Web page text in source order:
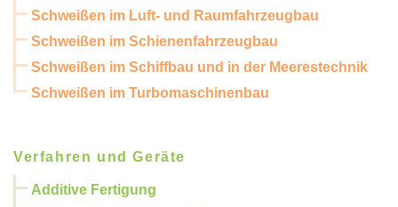
Schweißen im Luft- und Raumfahrzeugbau
Schweißen im Schienenfahrzeugbau
Schweißen im Schiffbau und in der Meerestechnik
Schweißen im Turbomaschinenbau
Verfahren und Geräte
Additive Fertigung